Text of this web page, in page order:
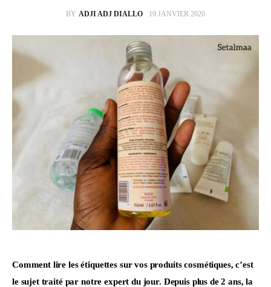
Shop
BY ADJI ADJ DIALLO 19 JANVIER 2020
Comment lire les étiquettes sur vos produits cosmétiques, c’est
le sujet traité par notre expert du jour. Depuis plus de 2 ans, la